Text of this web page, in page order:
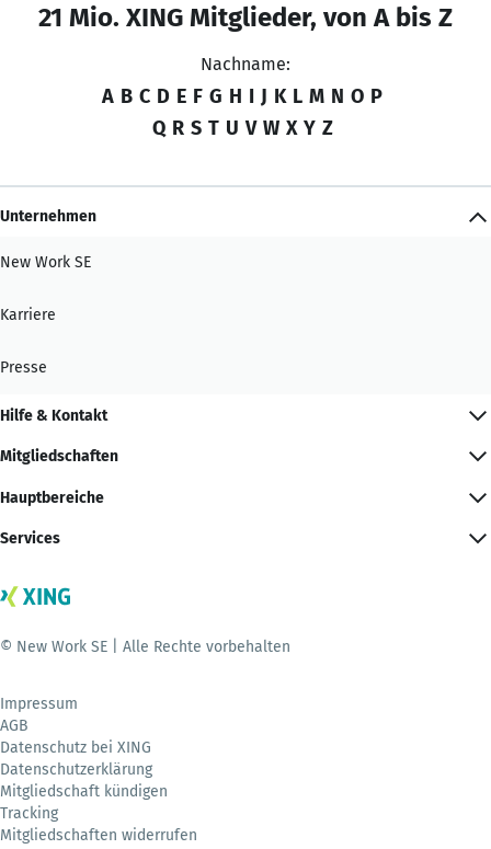
21 Mio. XING Mitglieder, von A bis Z
Nachname:
A B C D E F G H I J K L M N O P
Q R S T U V W X Y Z
Unternehmen
New Work SE
Karriere
Presse
Hilfe & Kontakt
Mitgliedschaften
Hauptbereiche
Services
© New Work SE | Alle Rechte vorbehalten
Impressum
AGB
Datenschutz bei XING
Datenschutzerklärung
Mitgliedschaft kündigen
Tracking
Mitgliedschaften widerrufen